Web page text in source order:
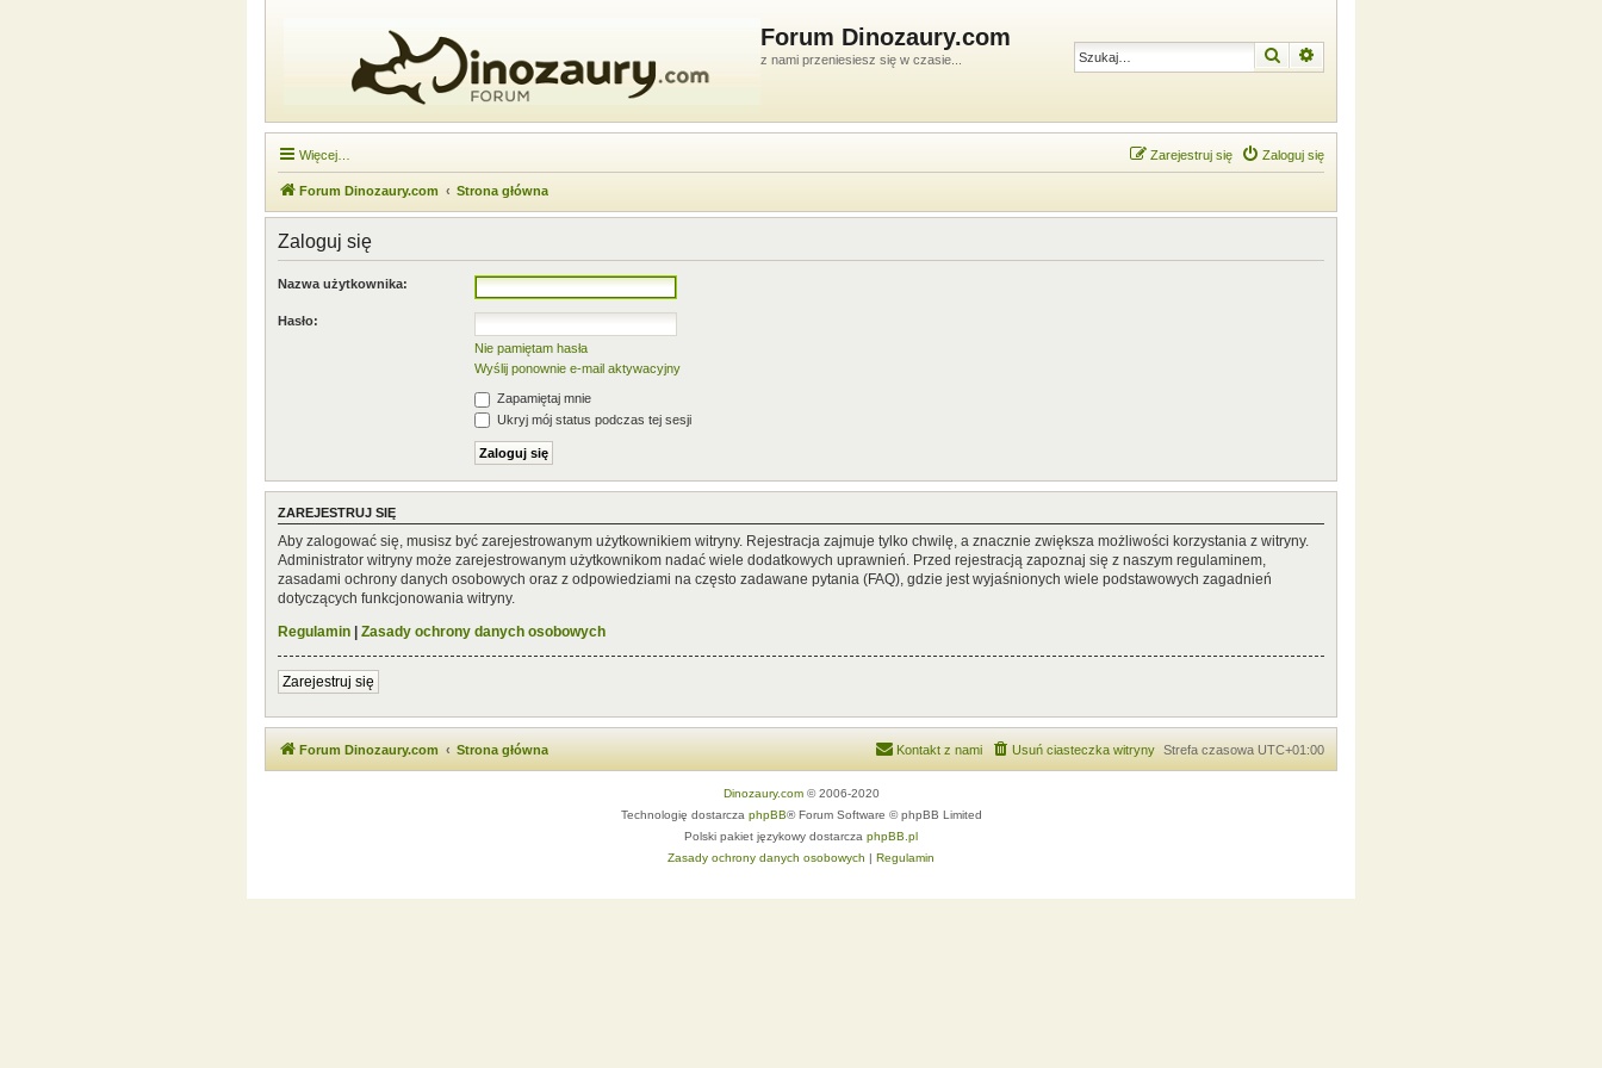
Forum Dinozaury.com
z nami przeniesiesz się w czasie... Szukaj
Więcej… Zaloguj się
Zarejestruj się
Forum Dinozaury.com Strona główna
Zaloguj się
Nazwa użytkownika:
Hasło:
Nie pamiętam hasła
Wyślij ponownie e-mail aktywacyjny
Zapamiętaj mnie
Ukryj mój status podczas tej sesji
ZAREJESTRUJ SIĘ
Aby zalogować się, musisz być zarejestrowanym użytkownikiem witryny. Rejestracja zajmuje tylko chwilę, a znacznie zwiększa możliwości korzystania z witryny.
Administrator witryny może zarejestrowanym użytkownikom nadać wiele dodatkowych uprawnień. Przed rejestracją zapoznaj się z naszym regulaminem,
zasadami ochrony danych osobowych oraz z odpowiedziami na często zadawane pytania (FAQ), gdzie jest wyjaśnionych wiele podstawowych zagadnień
dotyczących funkcjonowania witryny.
Regulamin | Zasady ochrony danych osobowych
Zarejestruj się
Forum Dinozaury.com Strona główna Strefa czasowa UTC+01:00
Usuń ciasteczka witryny
Kontakt z nami
Dinozaury.com© 2006-2020
Technologię dostarcza phpBB® Forum Software © phpBB Limited
Polski pakiet językowy dostarcza phpBB.pl
Zasady ochrony danych osobowych | Regulamin